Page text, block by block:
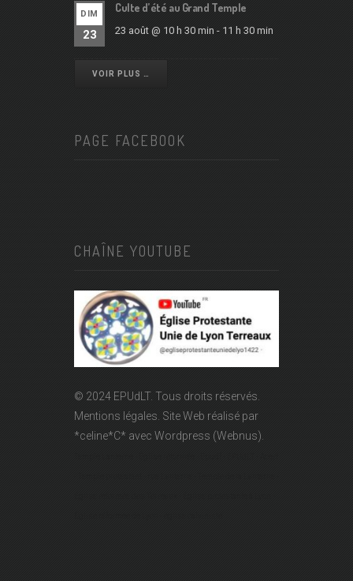
DIM
23
Culte d’été au Grand Temple
23 août @ 10 h 30 min - 11 h 30 min
VOIR PLUS …
PAGE FACEBOOK
CHAÎNE YOUTUBE
© 2024 EPUdLT. Tous droits réservés.
Mentions légales. Site Web réalisé par
*celine*C* avec Wordpress (Webnus).